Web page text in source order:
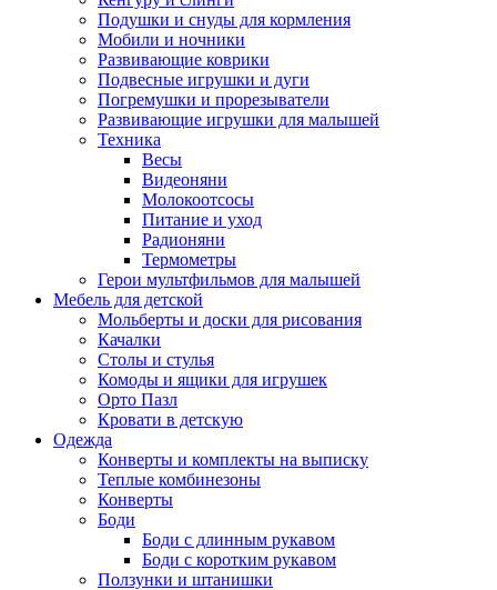
Подушки и снуды для кормления
Мобили и ночники
Развивающие коврики
Подвесные игрушки и дуги
Погремушки и прорезыватели
Развивающие игрушки для малышей
Техника
Весы
Видеоняни
Молокоотсосы
Питание и уход
Радионяни
Термометры
Герои мультфильмов для малышей
Мебель для детской
Мольберты и доски для рисования
Качалки
Столы и стулья
Комоды и ящики для игрушек
Орто Пазл
Кровати в детскую
Одежда
Конверты и комплекты на выписку
Теплые комбинезоны
Конверты
Боди
Боди с длинным рукавом
Боди с коротким рукавом
Ползунки и штанишки